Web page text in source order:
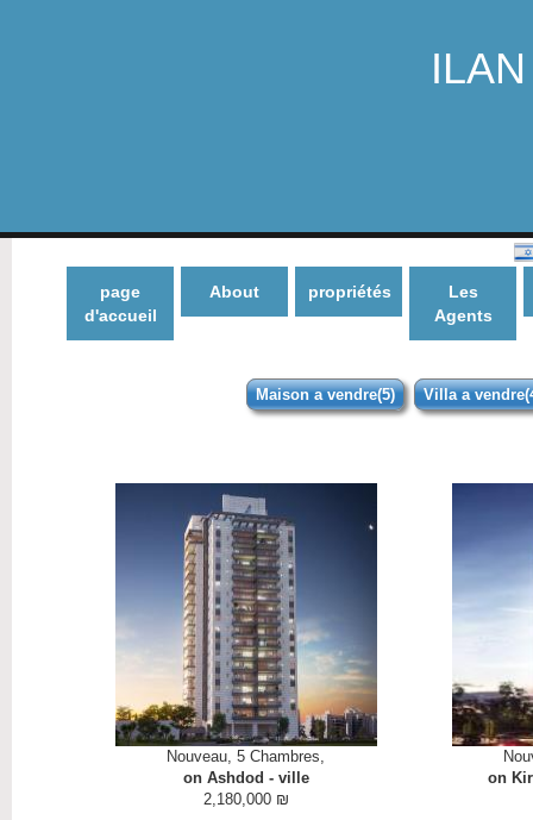
page
d'accueil
About propriétés
Les
Agents
Maison a vendre(5) Villa a
Nouveau, 5 Chambres,
on Ashdod - ville
2,180,000 ₪
on